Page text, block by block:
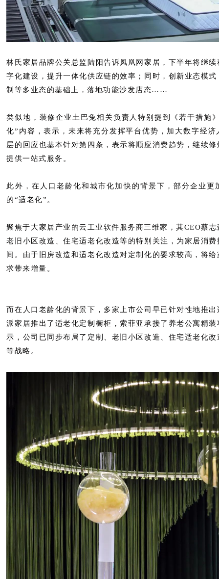
林氏家居品牌公关总监陆阳告诉凤凰网家居，下半年将继
字化建设，提升一体化供应链的效率；同时，创新业态模
制等多业态的基础上，落地功能沙发店态……
类似地，装修企业土巴兔相关负责人特别提到《若干措施
化”内容，表示，未来将充分发挥平台优势，加大数字经济
层的回应也基本针对第四条，表示将顺应消费趋势，继续
提供一站式服务。
此外，在人口老龄化和城市化加快的背景下，部分企业更
的“适老化”。
聚焦于大家居产业的云工业软件服务商三维家，其CEO蔡
老旧小区改造、住宅适老化改造等的特别关注，为家居消
间。由于旧房改造和适老化改造对定制化的要求较高，将
求带来增量。
而在人口老龄化的背景下，多家上市公司早已针对性地推
派家居推出了适老化定制橱柜，索菲亚承接了养老公寓精
示，公司已同步布局了定制、老旧小区改造、住宅适老化
等战略。